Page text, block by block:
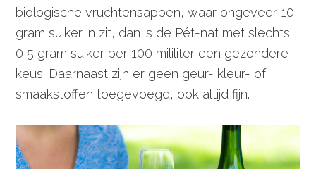
biologische vruchtensappen, waar ongeveer 10
gram suiker in zit, dan is de Pét-nat met slechts
0,5 gram suiker per 100 mililiter een gezondere
keus. Daarnaast zijn er geen geur- kleur- of
smaakstoffen toegevoegd, ook altijd fijn.